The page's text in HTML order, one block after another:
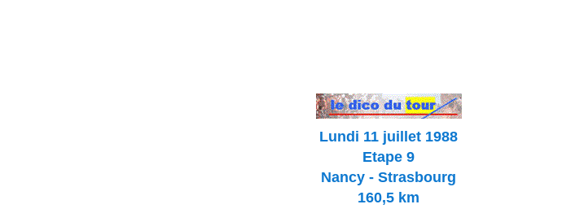
Lundi 11 juillet 1988
Etape 9
Nancy - Strasbourg
160,5 km